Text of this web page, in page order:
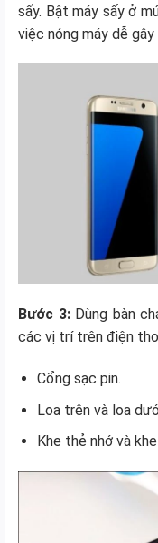
sấy. Bật máy sấy ở
việc nóng máy dễ gây
Bước 3:Dùng bàn
các vị trí trên điện
Cổng sạc pin.
Loa trên và loa
Khe thẻ nhớ và